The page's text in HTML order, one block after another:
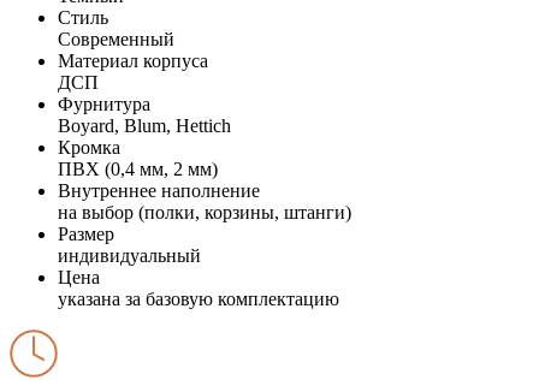
Стиль
Современный
Материал корпуса
ДСП
Фурнитура
Boyard, Blum, Hettich
Кромка
ПВХ (0,4 мм, 2 мм)
Внутреннее наполнение
на выбор (полки, корзины, штанги)
Размер
индивидуальный
Цена
указана за базовую комплектацию